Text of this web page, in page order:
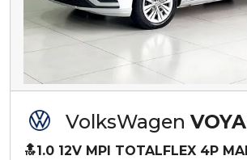
VolksWagen
🔝1.0 12V MPI TOTALFLEX 4P